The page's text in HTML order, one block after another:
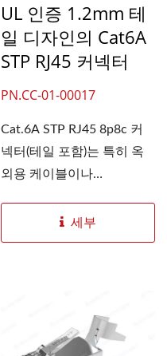
UL 인증 1.2mm 테
일 디자인의 Cat6A
STP RJ45 커넥터
PN.CC-01-00017
Cat.6A STP RJ45 8p8c 커
넥터(테일 포함)는 특히 옥
외용 케이블이나
세부